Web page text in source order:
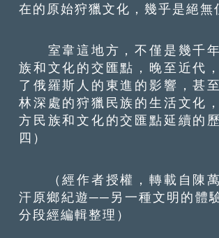
在的原始狩獵文化，幾乎是絕無
室韋這地方，不僅是幾千年
族和文化的交匯點，晚至近代
了俄羅斯人的東進的影響，甚
林深處的狩獵民族的生活文化
方民族和文化的交匯點延續的
四）
（經作者授權，轉載自陳萬
汗原鄉紀遊──另一種文明的體
分段經編輯整理）